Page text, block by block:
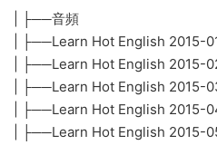
| ├──音頻
| ├──Learn Hot English 2015-
| ├──Learn Hot English 2015-
| ├──Learn Hot English 2015-
| ├──Learn Hot English 2015-
| ├──Learn Hot English 2015-